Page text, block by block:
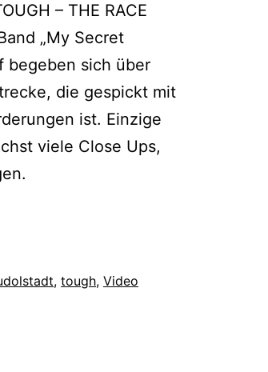
– THE RACE
„My Secret
begeben sich über
die gespickt mit
ist. Einzige
viele Close Ups,
, tough, Video